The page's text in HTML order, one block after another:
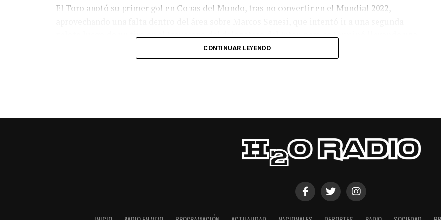
El Toro anotó su primer gol en Copas del Mundo, tras no convertir en el Mundial 2022,
pelota luego de un tiro en el travesaño del delanatero del Inter, pero se terminó llevando una
CONTINUAR LEYENDO